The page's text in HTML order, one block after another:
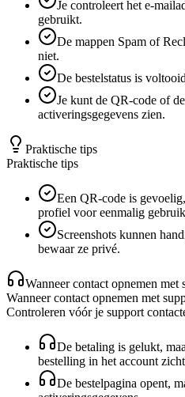
Je controleert het e-
gebruikt.
De mappen Spam of
niet.
De bestelstatus is
Je kunt de QR-code of
activeringsgegevens zien.
Praktische tips
Praktische tips
Een QR-code is
profiel voor eenmalig
Screenshots kunnen
bewaar ze privé.
Wanneer contact opnemen met
Wanneer contact opnemen met
Controleren vóór je support
De betaling is gelukt,
bestelling in het account
De bestelpagina opent,